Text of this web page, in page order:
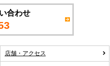
合わせ
店舗・アクセス